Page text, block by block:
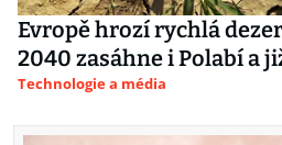
Evropě hrozí rychlá
2040 zasáhne i Polabí a
Technologie a média